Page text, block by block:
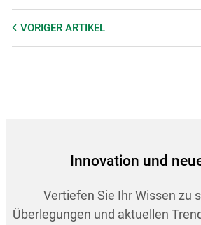
VORIGER ARTIKEL
Innovation und
Vertiefen Sie Ihr Wissen zu
Überlegungen und aktuellen